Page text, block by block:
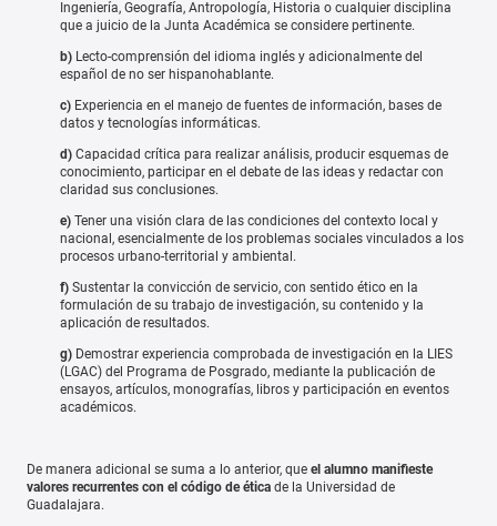
Ingeniería, Geografía, Antropología, Historia o cualquier disciplina
que a juicio de la Junta Académica se considere pertinente.
b) Lecto-comprensión del idioma inglés y adicionalmente del
español de no ser hispanohablante.
c) Experiencia en el manejo de fuentes de información, bases de
datos y tecnologías informáticas.
d) Capacidad crítica para realizar análisis, producir esquemas de
conocimiento, participar en el debate de las ideas y redactar con
claridad sus conclusiones.
e) Tener una visión clara de las condiciones del contexto local y
nacional, esencialmente de los problemas sociales vinculados a los
procesos urbano-territorial y ambiental.
f) Sustentar la convicción de servicio, con sentido ético en la
formulación de su trabajo de investigación, su contenido y la
aplicación de resultados.
g) Demostrar experiencia comprobada de investigación en la LIES
(LGAC) del Programa de Posgrado, mediante la publicación de
ensayos, artículos, monografías, libros y participación en eventos
académicos.
De manera adicional se suma a lo anterior, que el alumno manifieste
valores recurrentes con el código de ética de la Universidad de
Guadalajara.